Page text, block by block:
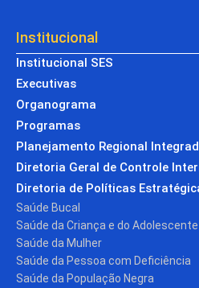
Institucional
Institucional SES
Executivas
Organograma
Programas
Planejamento Regional
Diretoria Geral de Controle
Diretoria de Políticas
Saúde Bucal
Saúde da Criança e do Adolescente
Saúde da Mulher
Saúde da Pessoa com Deficiência
Saúde da População Negra